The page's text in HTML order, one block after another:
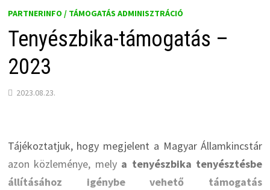
PARTNERINFO / TÁMOGATÁS ADMINISZTRÁCIÓ
Tenyészbika-támogatás –
2023
2023.08.23.
Tájékoztatjuk, hogy megjelent a Magyar Államkincstár
azon közleménye, mely a tenyészbika tenyésztésbe
állításához igénybe vehető támogatás